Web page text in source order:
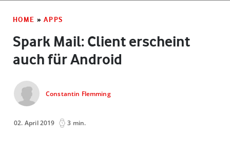
HOME » APPS
Spark Mail: Client erscheint
auch für Android
Constantin Flemming
02. April 2019 3 min.